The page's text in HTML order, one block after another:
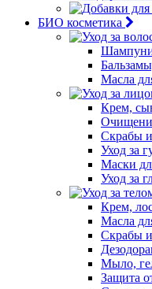
БИО косметика
Масла
Крем,
Скрабы
Уход за
Маски
Уход за
Крем,
Масла
Скрабы
Мыло,
Защита